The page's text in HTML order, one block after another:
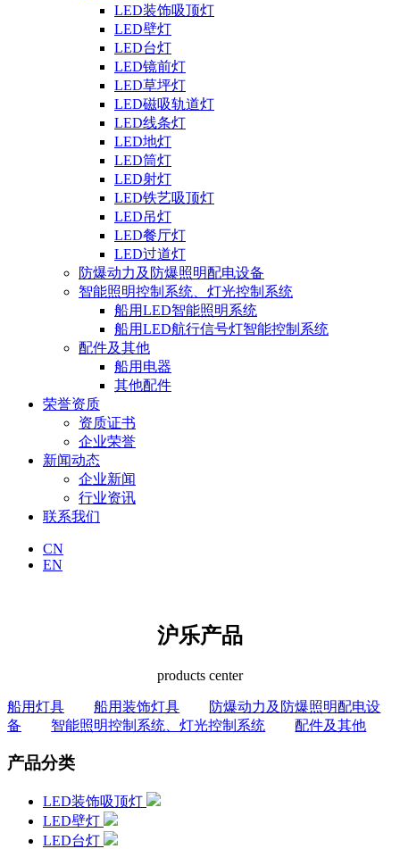
LED装饰吸顶灯
LED壁灯
LED台灯
LED镜前灯
LED草坪灯
LED磁吸轨道灯
LED线条灯
LED地灯
LED筒灯
LED射灯
LED铁艺吸顶灯
LED吊灯
LED餐厅灯
LED过道灯
防爆动力及防爆照明配电设备
智能照明控制系统、灯光控制系统
船用LED智能照明系统
船用LED航行信号灯智能控制系统
配件及其他
船用电器
其他配件
荣誉资质
资质证书
企业荣誉
新闻动态
企业新闻
行业资讯
联系我们
CN
EN
沪乐产品
products center
船用灯具 船用装饰灯具
防爆动力及防爆照明配电设
备
智能照明控制系统、灯光控制系统 配件及其他
产品分类
LED装饰吸顶灯
LED壁灯
LED台灯